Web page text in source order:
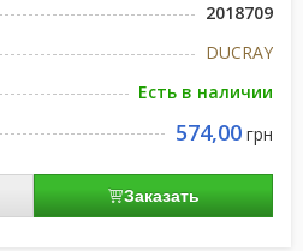
2018709
DUCRAY
Есть в наличии
574,00 грн
Заказать